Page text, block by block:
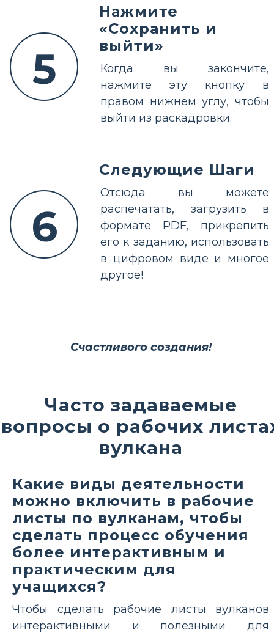
5
Нажмите
«Сохранить и
выйти»
Когда вы закончите,
нажмите эту кнопку в
правом нижнем углу, чтобы
выйти из раскадровки.
6
Следующие Шаги
Отсюда вы можете
распечатать, загрузить в
формате PDF, прикрепить
его к заданию, использовать
в цифровом виде и многое
другое!
Счастливого создания!
Часто задаваемые
вопросы о рабочих
вулкана
Какие виды деятельности
можно включить в рабочие
листы по вулканам, чтобы
сделать процесс обучения
более интерактивным и
практическим для
учащихся?
Чтобы сделать рабочие листы вулканов
интерактивными и полезными для